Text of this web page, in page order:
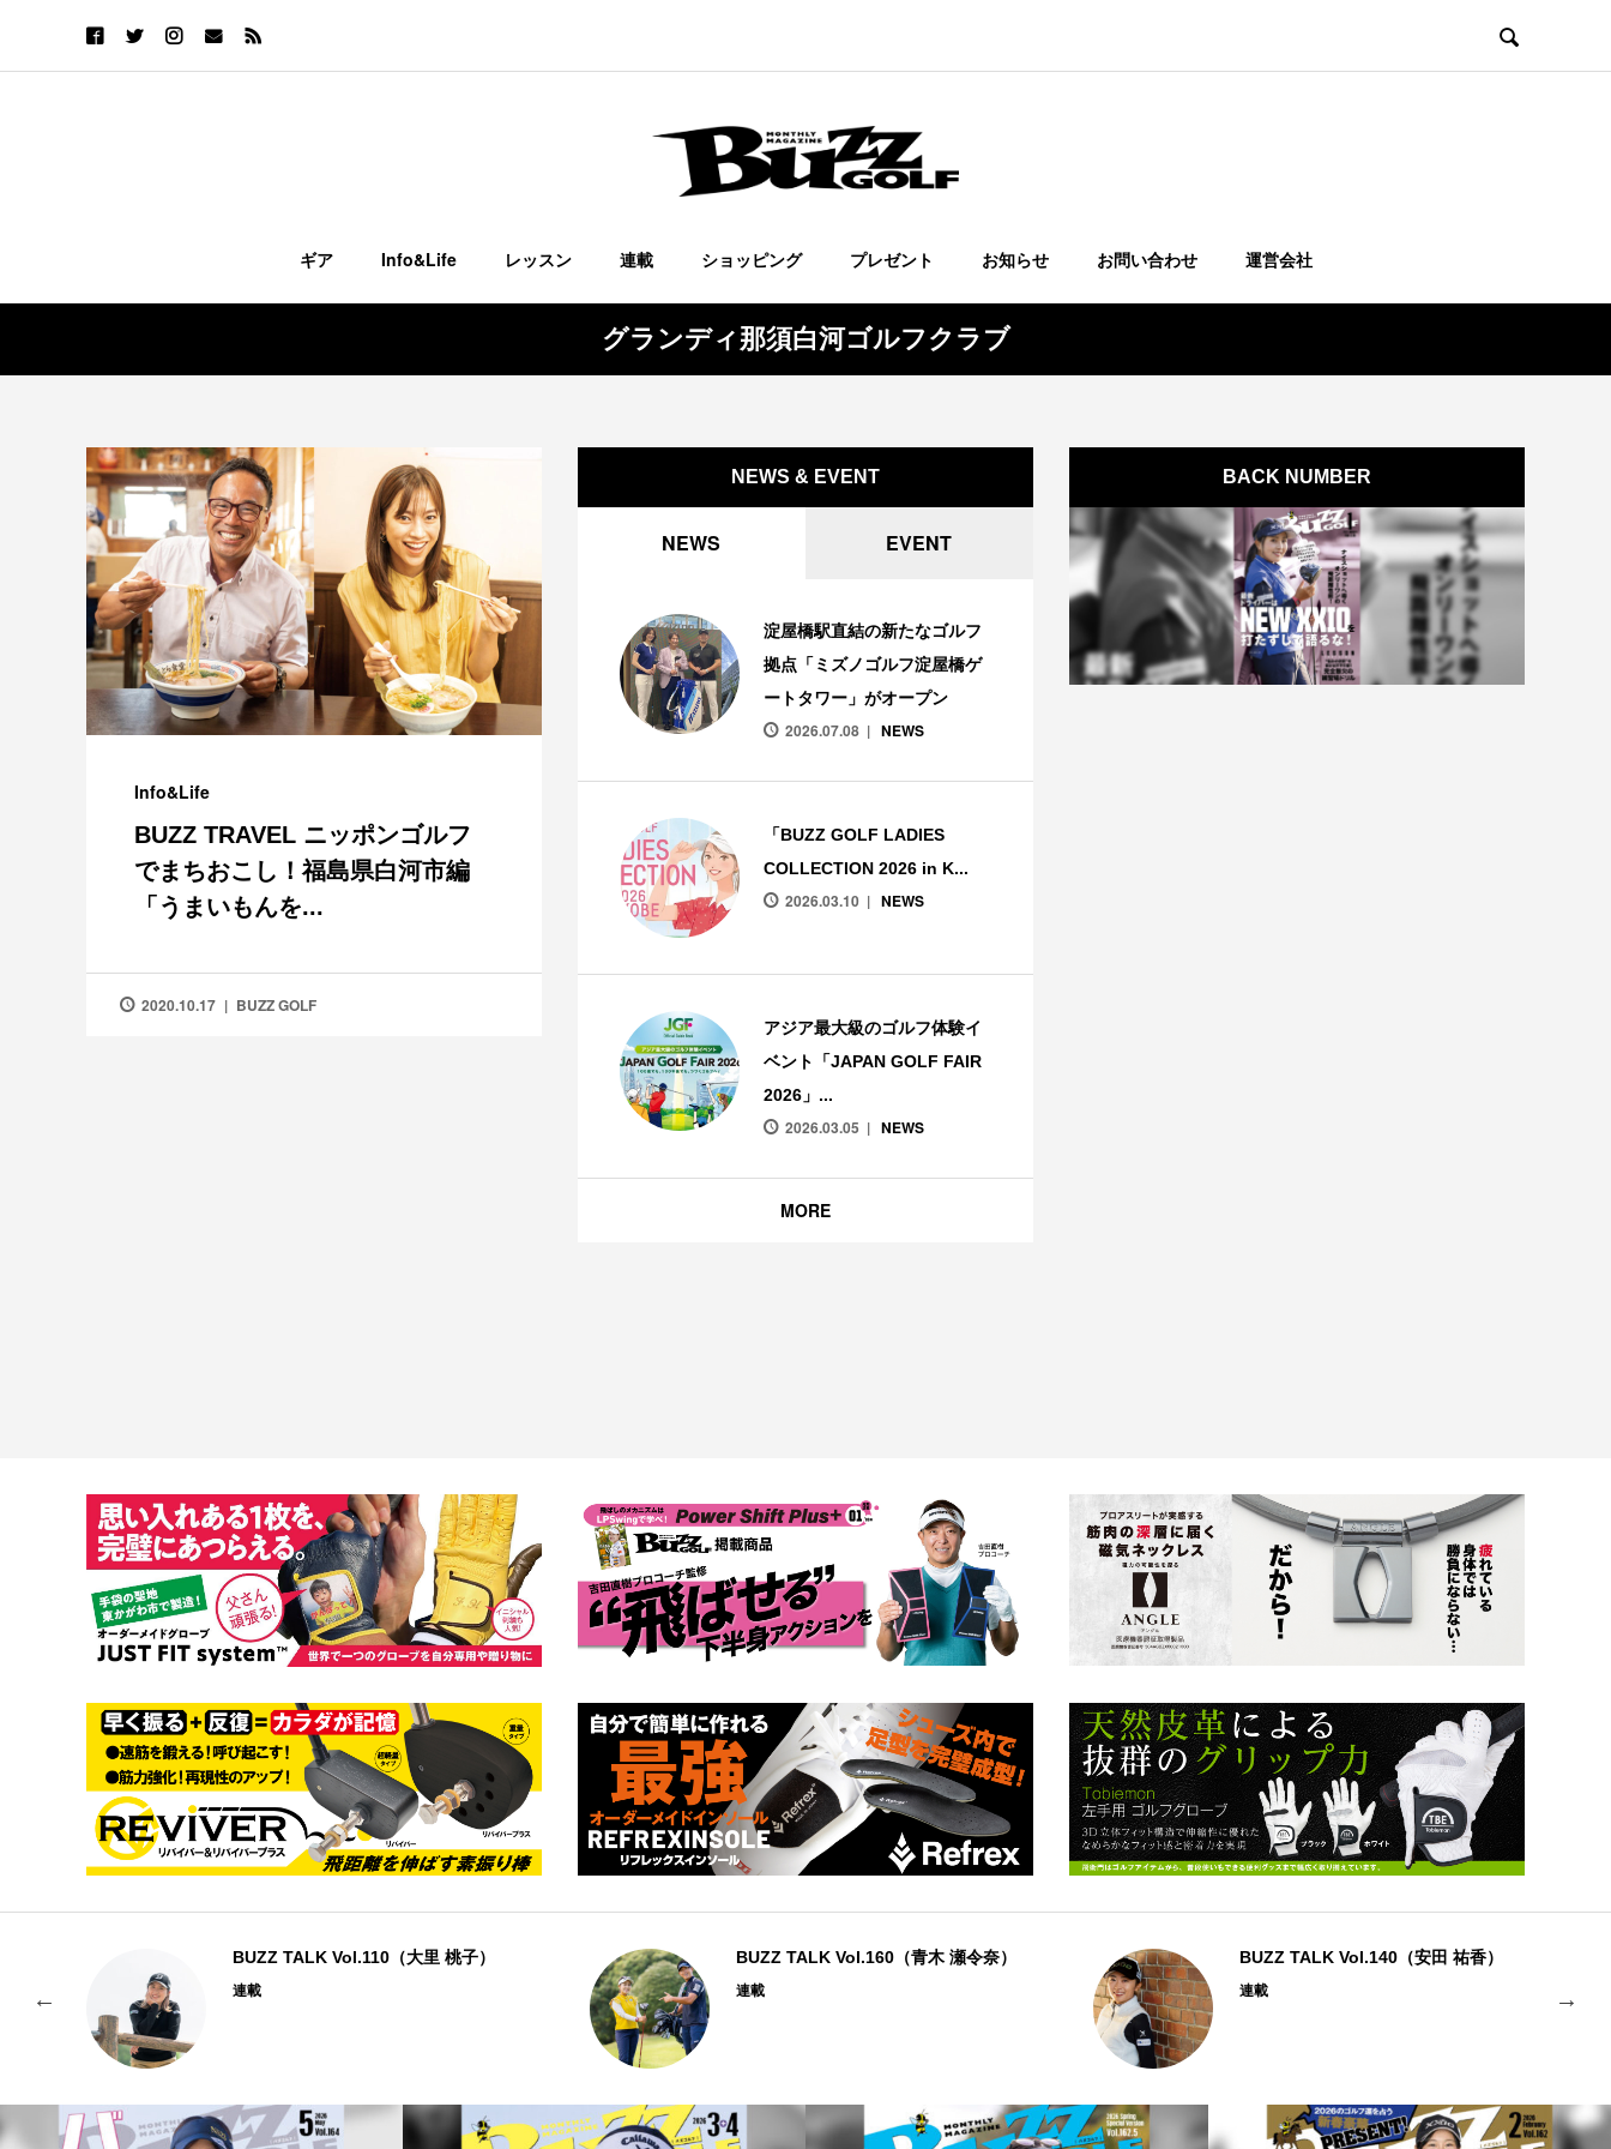

ギア Info&Life レッスン 連載 ショッピング プレゼント お知らせ お問い合わせ 運営会社
グランディ那須白河ゴルフクラブ
Info&Life
BUZZ TRAVEL ニッポンゴルフ
でまちおこし！福島県白河市編
「うまいもんを...
2020.10.17 BUZZ GOLF
NEWS & EVENT
NEWS EVENT
淀屋橋駅直結の新たなゴルフ
拠点「ミズノゴルフ淀屋橋ゲ
ートタワー」がオープン
2026.07.08 NEWS
「BUZZ GOLF LADIES
COLLECTION 2026 in K...
2026.03.10 NEWS
アジア最大級のゴルフ体験イ
ベント「JAPAN GOLF FAIR
2026」...
2026.03.05 NEWS
MORE
BACK NUMBER
BUZZ TALK Vol.110（大里 桃子）
連載
BUZZ TALK Vol.160（青木 瀬令奈）
連載
BUZZ TALK Vol.140（安田 祐香）
連載